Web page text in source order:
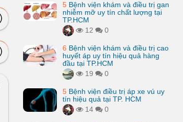
5 Bệnh viện khám và điều trị gan
nhiễm mỡ uy tín chất lượng tại
TP.HCM
12
0
6 Bệnh viện khám và điều trị cao
huyết áp uy tín hiệu quả hàng
đầu tại TP.HCM
19
0
5 Bệnh viện điều trị áp xe vú uy
tín hiệu quả tại TP. HCM
14
0